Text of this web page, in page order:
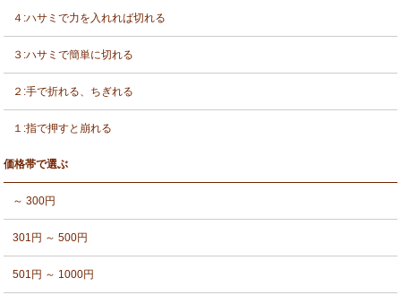
４:ハサミで力を入れれば切れる
３:ハサミで簡単に切れる
２:手で折れる、ちぎれる
１:指で押すと崩れる
価格帯で選ぶ
～ 300円
301円 ～ 500円
501円 ～ 1000円